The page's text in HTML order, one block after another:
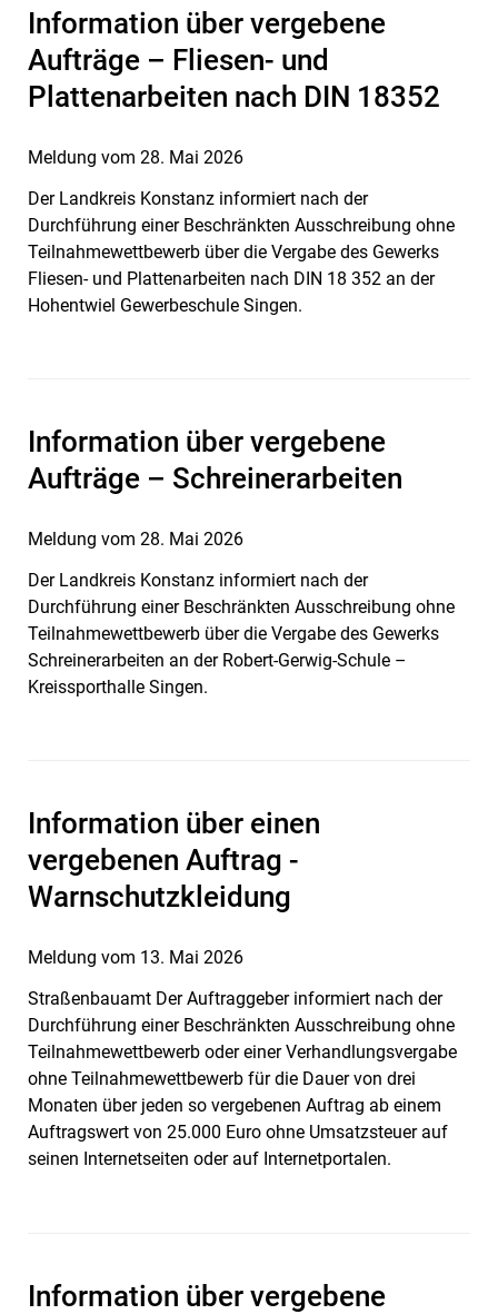
Meldung vom 28. Mai 2026
Information über vergebene
Aufträge – Fliesen- und
Plattenarbeiten nach DIN 18352
Der Landkreis Konstanz informiert nach der
Durchführung einer Beschränkten Ausschreibung ohne
Teilnahmewettbewerb über die Vergabe des Gewerks
Fliesen- und Plattenarbeiten nach DIN 18 352 an der
Hohentwiel Gewerbeschule Singen.
Meldung vom 28. Mai 2026
Information über vergebene
Aufträge – Schreinerarbeiten
Der Landkreis Konstanz informiert nach der
Durchführung einer Beschränkten Ausschreibung ohne
Teilnahmewettbewerb über die Vergabe des Gewerks
Schreinerarbeiten an der Robert-Gerwig-Schule –
Kreissporthalle Singen.
Meldung vom 13. Mai 2026
Information über einen
vergebenen Auftrag -
Warnschutzkleidung
Straßenbauamt Der Auftraggeber informiert nach der
Durchführung einer Beschränkten Ausschreibung ohne
Teilnahmewettbewerb oder einer Verhandlungsvergabe
ohne Teilnahmewettbewerb für die Dauer von drei
Monaten über jeden so vergebenen Auftrag ab einem
Auftragswert von 25.000 Euro ohne Umsatzsteuer auf
seinen Internetseiten oder auf Internetportalen.
Information über vergebene